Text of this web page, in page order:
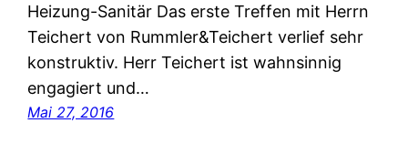
Heizung-Sanitär Das erste Treffen mit Herrn
Teichert von Rummler&Teichert verlief sehr
konstruktiv. Herr Teichert ist wahnsinnig
engagiert und…
Mai 27, 2016